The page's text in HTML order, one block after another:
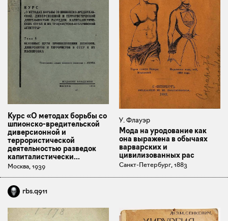
Курс «О методах борьбы со
шпионско-вредительской
диверсионной и
террористической
деятельностью разведок
капиталистически...
Москва, 1939
У. Флауэр
Мода на уродование как
она выражена в обычаях
варварских и
цивилизованных рас
Санкт-Петербург, 1883
rbs.q911